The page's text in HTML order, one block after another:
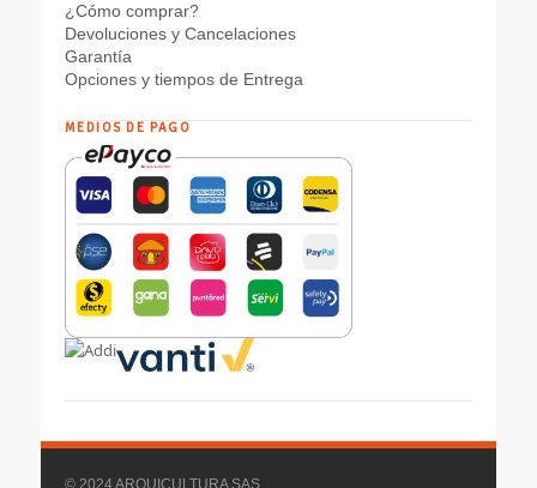
¿Cómo comprar?
Devoluciones y Cancelaciones
Garantía
Opciones y tiempos de Entrega
MEDIOS DE PAGO